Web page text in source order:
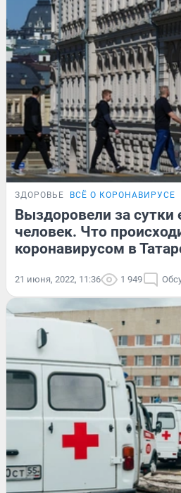
ЗДОРОВЬЕ ВСЁ О КОРОНАВИРУСЕ
Выздоровели за сутки
человек. Что
коронавирусом в
21 июня, 2022, 11:36 1 949